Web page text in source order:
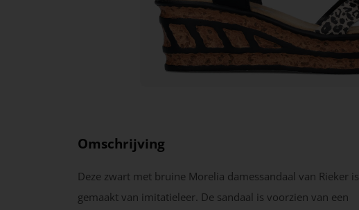
Omschrijving
Deze zwart met bruine Morelia damessandaal van Rieker is
gemaakt van imitatieleer. De sandaal is voorzien van een